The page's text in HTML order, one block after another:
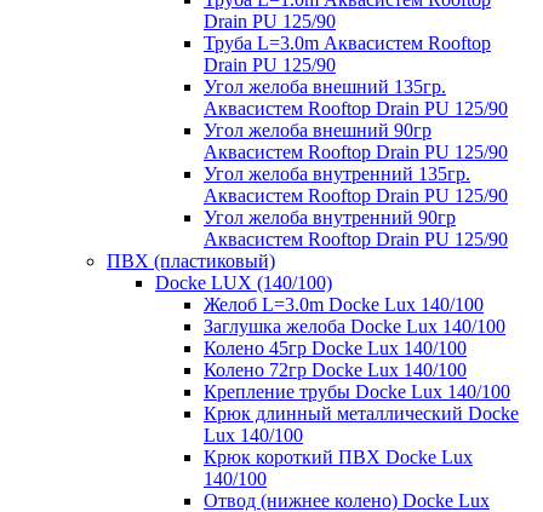
Drain PU 125/90
Труба L=3.0m Аквасистем Rooftop
Drain PU 125/90
Угол желоба внешний 135гр.
Аквасистем Rooftop Drain PU 125/90
Угол желоба внешний 90гр
Аквасистем Rooftop Drain PU 125/90
Угол желоба внутренний 135гр.
Аквасистем Rooftop Drain PU 125/90
Угол желоба внутренний 90гр
Аквасистем Rooftop Drain PU 125/90
ПВХ (пластиковый)
Docke LUX (140/100)
Желоб L=3.0m Docke Lux 140/100
Заглушка желоба Docke Lux 140/100
Колено 45гр Docke Lux 140/100
Колено 72гр Docke Lux 140/100
Крепление трубы Docke Lux 140/100
Крюк длинный металлический Docke
Lux 140/100
Крюк короткий ПВХ Docke Lux
140/100
Отвод (нижнее колено) Docke Lux